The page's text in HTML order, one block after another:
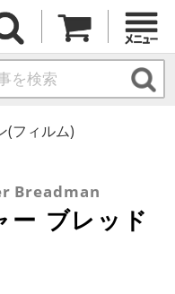
(フィルム)
Breadman
ー ブレッド